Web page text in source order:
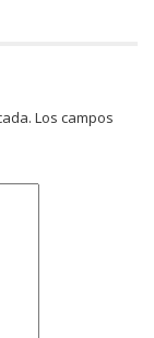
Los campos